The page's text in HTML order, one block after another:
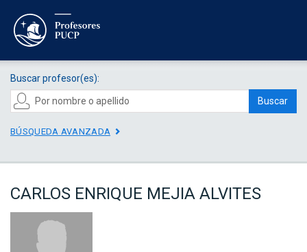
Buscar profesor(es):
Buscar
BÚSQUEDA AVANZADA
CARLOS ENRIQUE MEJIA ALVITES